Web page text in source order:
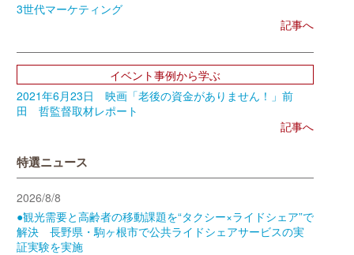
3世代マーケティング
記事へ
イベント事例から学ぶ
2021年6月23日 映画「老後の資金がありません！」前
田 哲監督取材レポート
記事へ
特選ニュース
2026/8/8
●観光需要と高齢者の移動課題を“タクシー×ライドシェア”で
解決 長野県・駒ヶ根市で公共ライドシェアサービスの実
証実験を実施